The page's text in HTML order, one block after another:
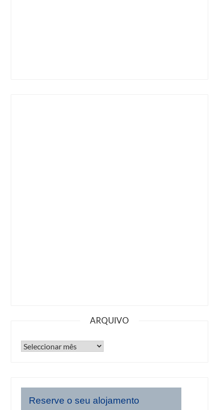
ARQUIVO
Reserve o seu alojamento